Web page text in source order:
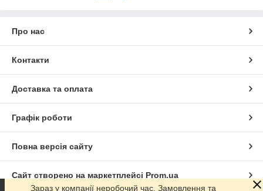
Про нас
Контакти
Доставка та оплата
Графік роботи
Повна версія сайту
Сайт створено на маркетплейсі Prom.ua
Зараз у компанії неробочий час. Замовлення та